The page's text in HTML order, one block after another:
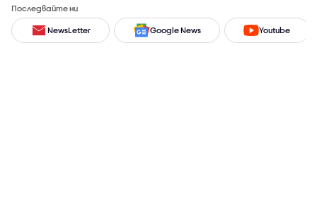
Последвайте ни
NewsLetter Google News Youtube